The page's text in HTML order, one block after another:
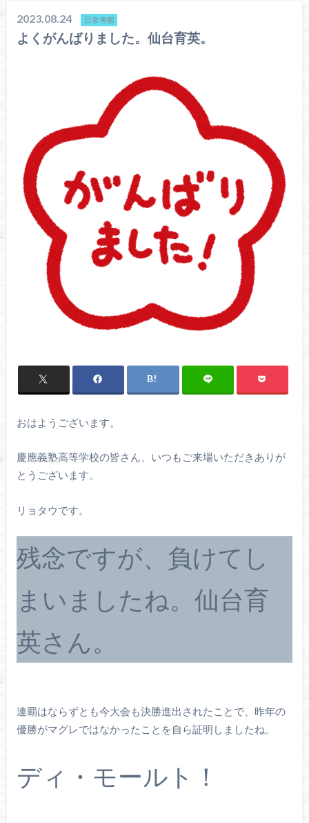
2023.08.24 日常考察
よくがんばりました。仙台育英。
おはようございます。
慶應義塾高等学校の皆さん、いつもご来場いただきありが
とうございます。
リョタウです。
残念ですが、負けてし
まいましたね。仙台育
英さん。
連覇はならずとも今大会も決勝進出されたことで、昨年の
優勝がマグレではなかったことを自ら証明しましたね。
ディ・モールト！